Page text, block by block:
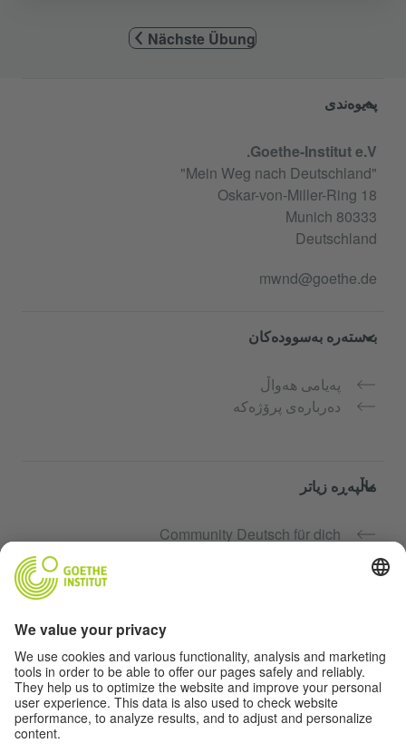
Nächste Übung
Service- und Informationsbereich
پەیوەندی
Goethe-Institut e.V.
"Mein Weg nach Deutschland"
Oskar-von-Miller-Ring 18
80333 Munich
Deutschland
mwnd@goethe.de
بەستەرە بەسوودەکان
پەیامی هەواڵ
دەربارەی پرۆژەکە
ماڵپەڕە زیاتر
Community Deutsch für dich
تایبەتمەندی و دەستگەیشتن بە ئاسان
ڕێکخستی پارێزگاری زانیاری نهێنی